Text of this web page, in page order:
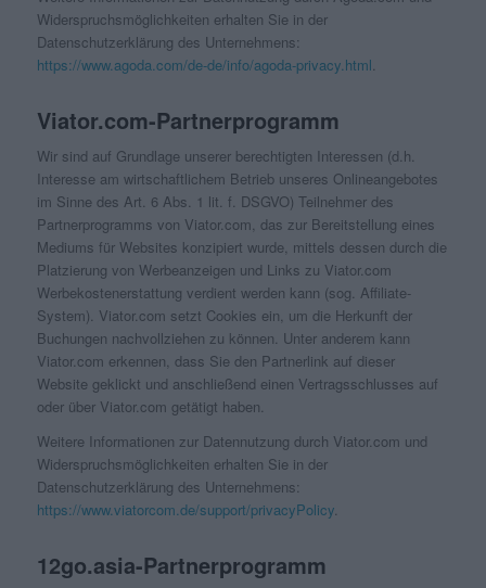
Widerspruchsmöglichkeiten erhalten Sie in der
Datenschutzerklärung des Unternehmens:
https://www.agoda.com/de-de/info/agoda-privacy.html
Viator.com-Partnerprogramm
Wir sind auf Grundlage unserer berechtigten Interessen (d.h.
Interesse am wirtschaftlichem Betrieb unseres Onlineangebotes
im Sinne des Art. 6 Abs. 1 lit. f. DSGVO) Teilnehmer des
Partnerprogramms von Viator.com, das zur Bereitstellung eines
Mediums für Websites konzipiert wurde, mittels dessen durch die
Platzierung von Werbeanzeigen und Links zu Viator.com
Werbekostenerstattung verdient werden kann (sog. Affiliate-
System). Viator.com setzt Cookies ein, um die Herkunft der
Buchungen nachvollziehen zu können. Unter anderem kann
Viator.com erkennen, dass Sie den Partnerlink auf dieser
Website geklickt und anschließend einen Vertragsschlusses auf
oder über Viator.com getätigt haben.
Weitere Informationen zur Datennutzung durch Viator.com und
Widerspruchsmöglichkeiten erhalten Sie in der
Datenschutzerklärung des Unternehmens:
https://www.viatorcom.de/support/privacyPolicy.
12go.asia-Partnerprogramm